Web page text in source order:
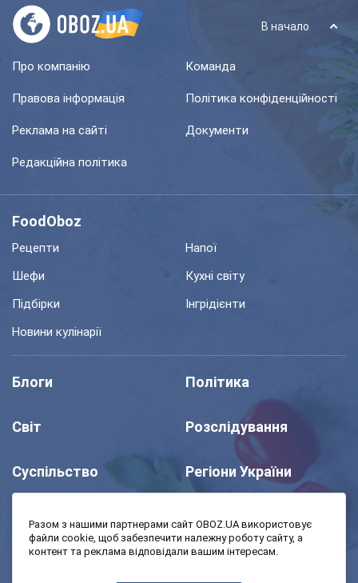
В начало
Про компанію Команда
Правова інформація Політика конфіденційності
Реклама на сайті Документи
Редакційна політика
FoodOboz
Рецепти
Напої
Шефи
Кухні світу
Підбірки
Інгрідієнти
Новини кулінарії
Блоги Політика
Світ Розслідування
Суспільство Регіони України
Моя школа
Разом з нашими партнерами сайт OBOZ.UA використовує
файли cookie, щоб забезпечити належну роботу сайту, а
контент та реклама відповідали вашим інтересам.